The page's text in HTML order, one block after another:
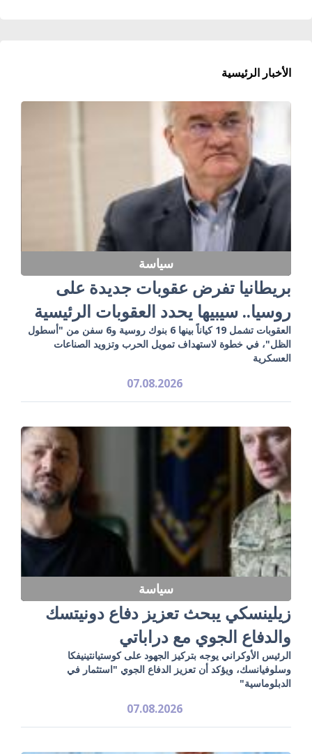
الأخبار الرئيسية
سياسة
بريطانيا تفرض عقوبات جديدة على
روسيا.. سيبيها يحدد العقوبات الرئيسية
العقوبات تشمل 19 كياناً بينها 6 بنوك روسية و6 سفن من "أسطول
الظل"، في خطوة لاستهداف تمويل الحرب وتزويد الصناعات
العسكرية
07.08.2026
سياسة
زيلينسكي يبحث تعزيز دفاع دونيتسك
والدفاع الجوي مع دراباتي
الرئيس الأوكراني يوجه بتركيز الجهود على كوستيانتينيفكا
وسلوفيانسك، ويؤكد أن تعزيز الدفاع الجوي "استثمار في
الدبلوماسية"
07.08.2026